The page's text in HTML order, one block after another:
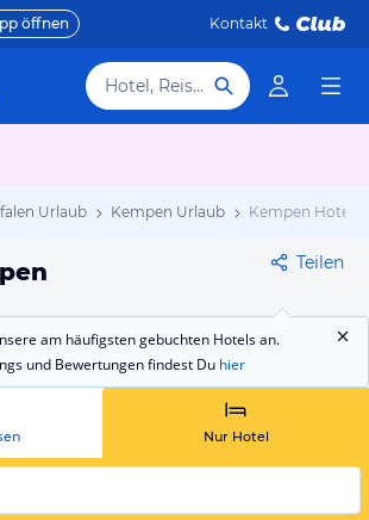
öffnen Kontakt
Hotel, Reiseziel
Urlaub Kempen Urlaub Kempen Hotels
Teilen
am häufigsten gebuchten Hotels an.
und Bewertungen findest Du hier
Nur Hotel